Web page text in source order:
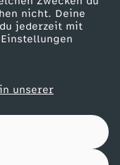
nicht. Deine
jederzeit mit
unserer